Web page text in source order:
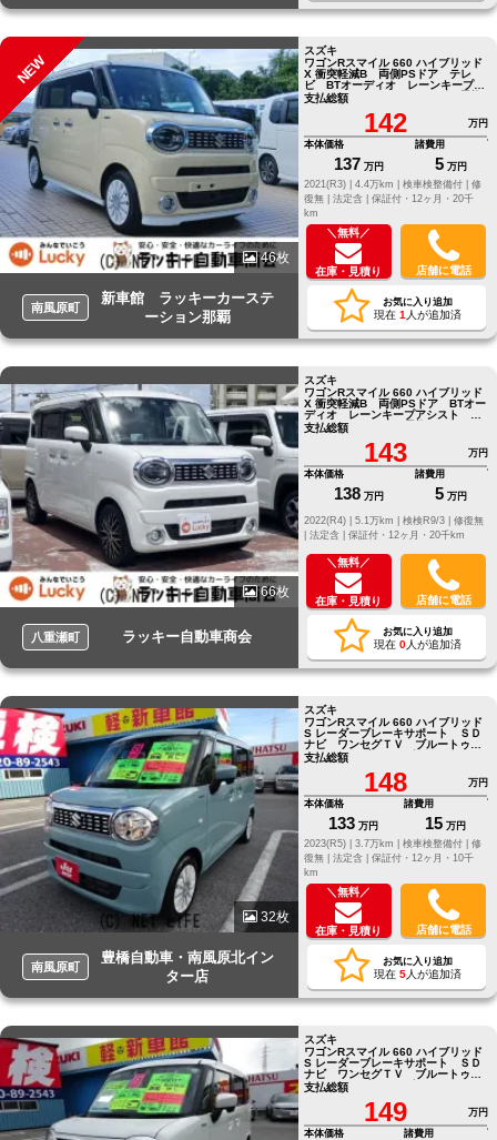
NEW
46枚
南風原町
新車館 ラッキーカーステ
ーション那覇
スズキ
ワゴンRスマイル 660 ハイブリッド
X 衝突軽減B 両側PSドア テレ
ビ BTオーディオ レーンキープア
シスト フルフラットシート 電格
ミラ
支払総額
142
万円
本体価格
137 万円
諸費用
5 万円
2021(R3) |
4.4万km | 検車検整備付 | 修
復無 | 法定含 | 保証付・12ヶ月・20千
km
＼無料／
在庫・見積り 店舗に電話
お気に入り追加
現在 1 人が追加済
66枚
八重瀬町 ラッキー自動車商会
スズキ
ワゴンRスマイル 660 ハイブリッド
X 衝突軽減B 両側PSドア BTオー
ディオ レーンキープアシスト フ
ルフラットシート 電格ミラー
支払総額
143
万円
本体価格
138 万円
諸費用
5 万円
修復無
法定含 | 保証付・12ヶ月・20千km
＼無料／
在庫・見積り 店舗に電話
お気に入り追加
現在 0人が追加済
32枚
南風原町
豊橋自動車・南風原北イン
ター店
スズキ
ワゴンRスマイル 660 ハイブリッド
S レーダーブレーキサポート ＳＤ
ナビ ワンセグＴＶ ブルートゥー
ス ドライブレコーダー ＥＴＣ
支払総額
148
万円
本体価格
133 万円
諸費用
15 万円
2023(R5) |
3.7万km | 検車検整備付 | 修
復無 | 法定含 | 保証付・12ヶ月・10千
km
＼無料／
在庫・見積り 店舗に電話
お気に入り追加
現在 5人が追加済
スズキ
ワゴンRスマイル 660 ハイブリッド
S レーダーブレーキサポート ＳＤ
ナビ ワンセグＴＶ ブルートゥー
ス ドライブレコーダー ＥＴＣ
支払総額
149
万円
本体価格
諸費用